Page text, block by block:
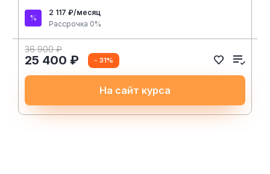
2 117 ₽/месяц
Рассрочка 0%
36 900 ₽
25 400 ₽ - 31%
На сайт курса